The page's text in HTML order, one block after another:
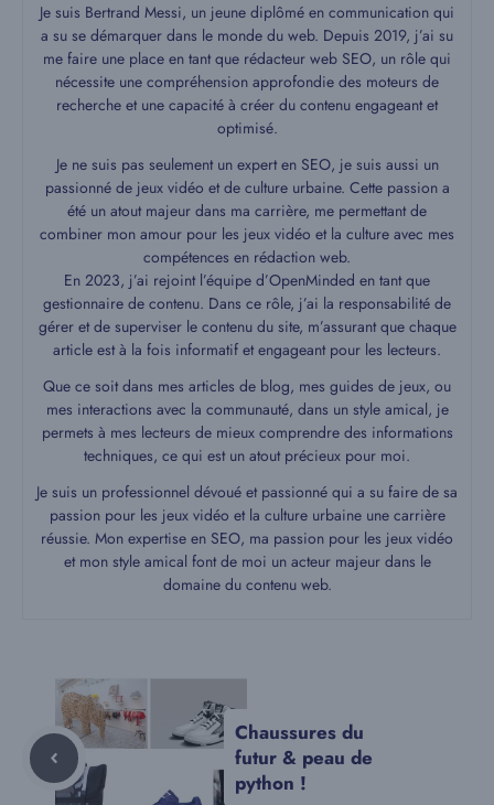
Je suis Bertrand Messi, un jeune diplômé en communication qui
a su se démarquer dans le monde du web. Depuis 2019, j’ai su
me faire une place en tant que rédacteur web SEO, un rôle qui
nécessite une compréhension approfondie des moteurs de
recherche et une capacité à créer du contenu engageant et
optimisé.
Je ne suis pas seulement un expert en SEO, je suis aussi un
passionné de jeux vidéo et de culture urbaine. Cette passion a
été un atout majeur dans ma carrière, me permettant de
combiner mon amour pour les jeux vidéo et la culture avec mes
compétences en rédaction web.
En 2023, j’ai rejoint l’équipe d’OpenMinded en tant que
gestionnaire de contenu. Dans ce rôle, j’ai la responsabilité de
gérer et de superviser le contenu du site, m’assurant que chaque
article est à la fois informatif et engageant pour les lecteurs.
Que ce soit dans mes articles de blog, mes guides de jeux, ou
mes interactions avec la communauté, dans un style amical, je
permets à mes lecteurs de mieux comprendre des informations
techniques, ce qui est un atout précieux pour moi.
Je suis un professionnel dévoué et passionné qui a su faire de sa
passion pour les jeux vidéo et la culture urbaine une carrière
réussie. Mon expertise en SEO, ma passion pour les jeux vidéo
et mon style amical font de moi un acteur majeur dans le
domaine du contenu web.
Chaussures du
futur & peau de
python !